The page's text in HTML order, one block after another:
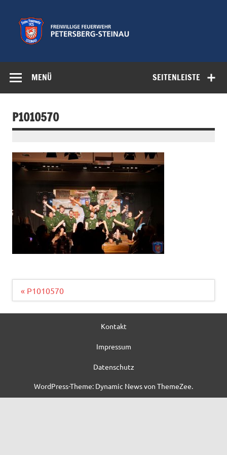
springen
Feuerwehr
Petersberg-
SEITENLEISTE
MENÜ
P1010570
Beitragsnavigation
« P1010570
Kontakt
Impressum
Datenschutz
WordPress-Theme: Dynamic News von ThemeZee.